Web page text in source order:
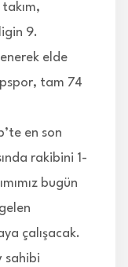
9.
elde
tam 74
en son
rakibini 1-
bugün
çalışacak.
sahibi